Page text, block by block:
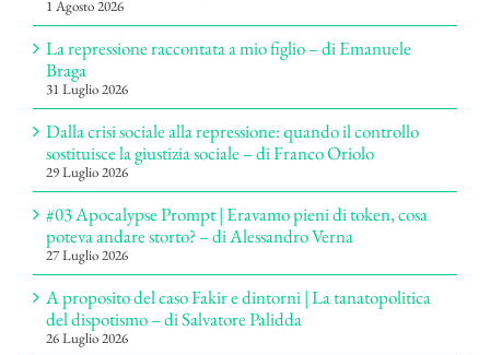
1 Agosto 2026
La repressione raccontata a mio figlio – di Emanuele
Braga
31 Luglio 2026
Dalla crisi sociale alla repressione: quando il controllo
sostituisce la giustizia sociale – di Franco Oriolo
29 Luglio 2026
#03 Apocalypse Prompt | Eravamo pieni di token, cosa
poteva andare storto? – di Alessandro Verna
27 Luglio 2026
A proposito del caso Fakir e dintorni | La tanatopolitica
del dispotismo – di Salvatore Palidda
26 Luglio 2026